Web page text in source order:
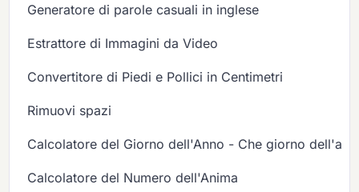
Generatore di parole casuali in inglese
Estrattore di Immagini da Video
Convertitore di Piedi e Pollici in Centimetri
Rimuovi spazi
Calcolatore del Giorno dell'Anno - Che giorno
Calcolatore del Numero dell'Anima